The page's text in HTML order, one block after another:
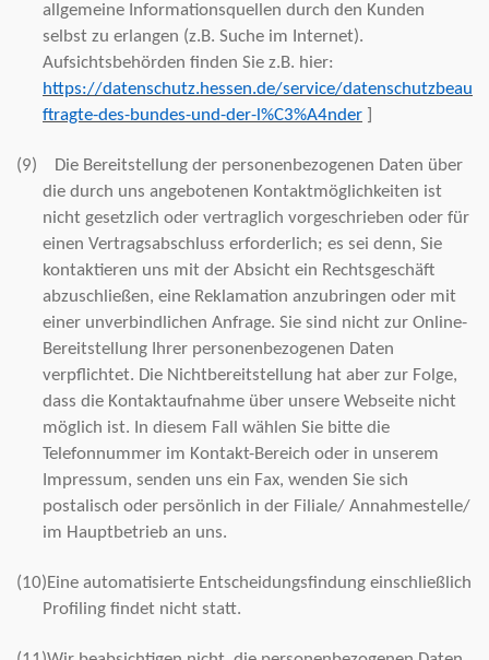
allgemeine Informationsquellen durch den Kunden
selbst zu erlangen (z.B. Suche im Internet).
Aufsichtsbehörden finden Sie z.B. hier:
https://datenschutz.hessen.de/service/datenschutzbeau
ftragte-des-bundes-und-der-l%C3%A4nder
(9)
Die Bereitstellung der personenbezogenen Daten über
die durch uns angebotenen Kontaktmöglichkeiten ist
nicht gesetzlich oder vertraglich vorgeschrieben oder für
einen Vertragsabschluss erforderlich; es sei denn, Sie
kontaktieren uns mit der Absicht ein Rechtsgeschäft
abzuschließen, eine Reklamation anzubringen oder mit
einer unverbindlichen Anfrage. Sie sind nicht zur Online-
Bereitstellung Ihrer personenbezogenen Daten
verpflichtet. Die Nichtbereitstellung hat aber zur Folge,
dass die Kontaktaufnahme über unsere Webseite nicht
möglich ist. In diesem Fall wählen Sie bitte die
Telefonnummer im Kontakt-Bereich oder in unserem
Impressum, senden uns ein Fax, wenden Sie sich
postalisch oder persönlich in der Filiale/ Annahmestelle/
im Hauptbetrieb an uns.
(10)Eine automatisierte Entscheidungsfindung einschließlich
Profiling findet nicht statt.